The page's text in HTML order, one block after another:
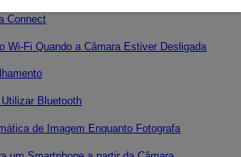
Connect
Wi-Fi Quando a Câmara Estiver Desligada
Bluetooth
de Imagem Enquanto Fotografa